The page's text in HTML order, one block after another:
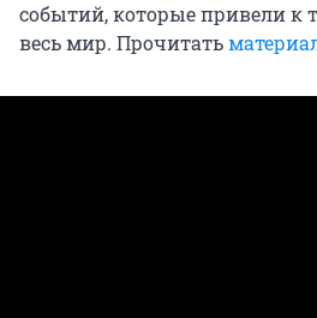
событий, которые привели к
весь мир. Прочитать